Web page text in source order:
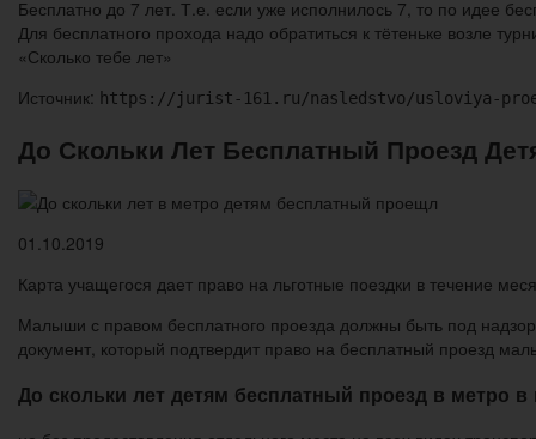
Бесплатно до 7 лет. Т.е. если уже исполнилось 7, то по идее
Для бесплатного прохода надо обратиться к тётеньке возле
«Сколько тебе лет»
Источник: https://jurist-161.ru/nasledstvo/usloviya-
До Скольки Лет Бесплатный Проезд
01.10.2019
Карта учащегося дает право на льготные поездки в течение
Малыши с правом бесплатного проезда должны быть под
документ, который подтвердит право на бесплатный проезд
До скольки лет детям бесплатный проезд в метро в